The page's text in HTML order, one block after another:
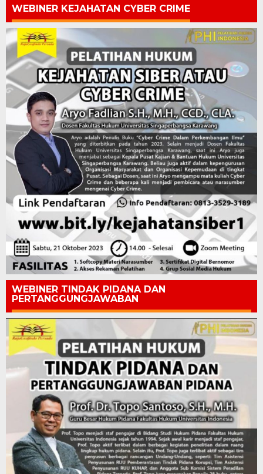
WEBINER KEJAHATAN CYBER CRIME
WEBINER TINDAK PIDANA DAN
PERTANGGUNGJAWABAN